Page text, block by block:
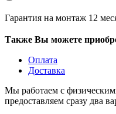
Гарантия на монтаж 12
Также Вы можете
Оплата
Доставка
Мы работаем с
предоставляем сразу два